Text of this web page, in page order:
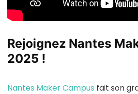
Rejoignez Nantes
2025 !
Nantes Maker Campus fait son